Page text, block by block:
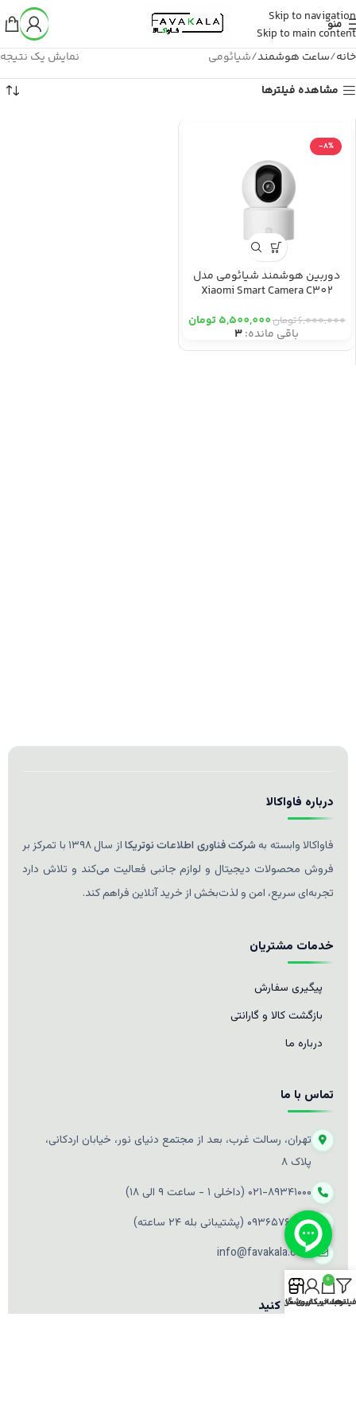
Skip to navigation
Skip to main content
منو
خانه ساعت هوشمند شیائومی
نمایش یک نتیجه
مشاهده فیلترها
-8%
دوربین هوشمند شیائومی مدل
Xiaomi Smart Camera C302
6,000,000تومان5,500,000تومان
باقی مانده:3
درباره فاواکالا
فاواکالا وابسته به شرکت فناوری اطلاعات نوتریکا
از سال ۱۳۹۸ با تمرکز بر
فروش محصولات دیجیتال و لوازم جانبی فعالیت می‌کند و تلاش دارد
تجربه‌ای سریع، امن و لذت‌بخش از خرید آنلاین فراهم کند.
خدمات مشتریان
پیگیری سفارش
بازگشت کالا و گارانتی
درباره ما
تماس با ما
تهران، رسالت غرب، بعد از مجتمع دنیای نور، خیابان اردکانی،
پلاک ۸
۰۲۱-۸۹۳۴۱۰۰۰ (داخلی ۱ - ساعت ۹ الی ۱۸)
۰۹۳۶۵۷۶۱۵۴۰ (پشتیبانی بله ۲۴ ساعته)
info@favakala.com
ما را دنبال کنیدفیلترها
0
سبد خرید
حساب کاربری من
فروشگاه